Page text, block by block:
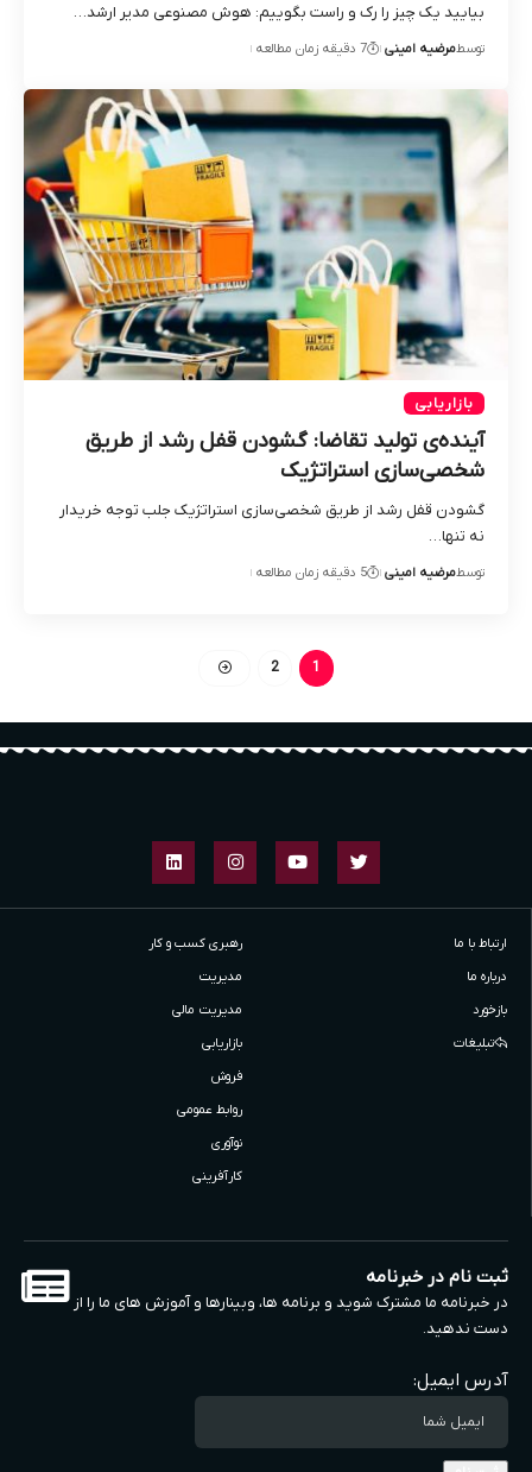
بیایید یک چیز را رک و راست بگوییم: هوش مصنوعی مدیر ارشد…
توسطمرضیه امینی 7 دقیقه زمان مطالعه
بازاریابی
آینده‌ی تولید تقاضا: گشودن قفل رشد از طریق
شخصی‌سازی استراتژیک
گشودن قفل رشد از طریق شخصی‌سازی استراتژیک جلب توجه خریدار
نه تنها…
توسطمرضیه امینی 5 دقیقه زمان مطالعه
1
2
ارتباط با ما
درباره ما
بازخورد
تبلیغات
رهبری کسب و کار
مدیریت
مدیریت مالی
بازاریابی
فروش
روابط عمومی
نوآوری
کارآفرینی
ثبت نام در خبرنامه
در خبرنامه ما مشترک شوید و برنامه ها، وبینارها و آموزش های ما را از
دست ندهید.
آدرس ایمیل: